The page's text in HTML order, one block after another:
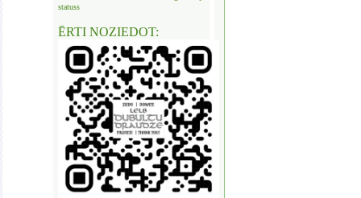
statuss
ĒRTI NOZIEDOT: